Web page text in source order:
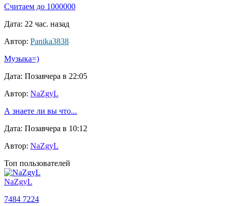
Считаем до 1000000
Дата: 22 час. назад
Автор: Panika3838
Музыка=)
Дата: Позавчера в 22:05
Автор: NaZgyL
А знаете ли вы что...
Дата: Позавчера в 10:12
Автор: NaZgyL
Топ пользователей
NaZgyL
7484 7224